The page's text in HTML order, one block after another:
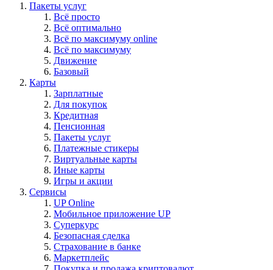
Пакеты услуг
Всё просто
Всё оптимально
Всё по максимуму online
Всё по максимуму
Движение
Базовый
Карты
Зарплатные
Для покупок
Кредитная
Пенсионная
Пакеты услуг
Платежные стикеры
Виртуальные карты
Иные карты
Игры и акции
Сервисы
UP Online
Мобильное приложение UP
Суперкурс
Безопасная сделка
Страхование в банке
Маркетплейс